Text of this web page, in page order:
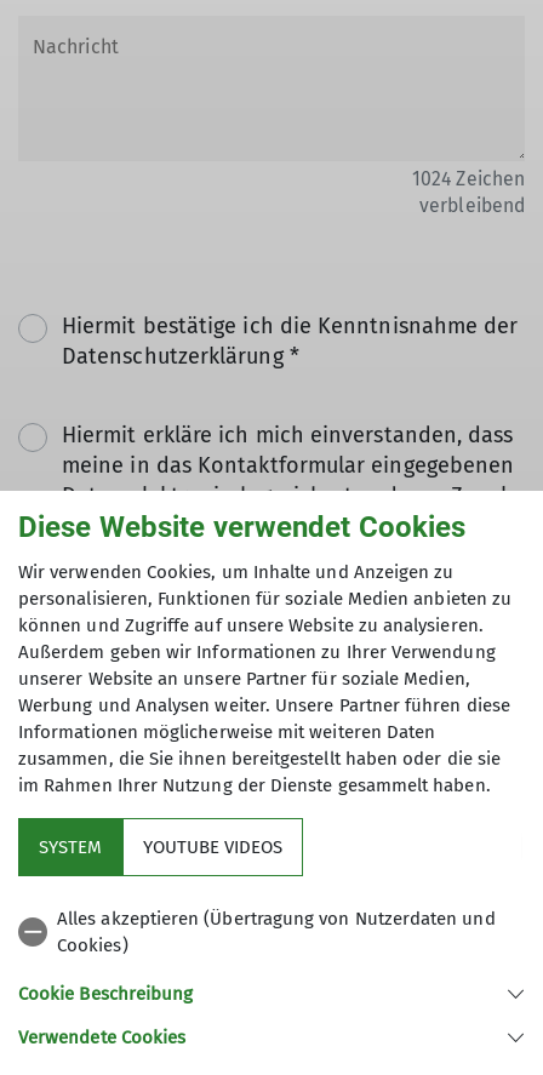
1024 Zeichen
verbleibend
Hiermit bestätige ich die Kenntnisnahme der
Datenschutzerklärung *
Hiermit erkläre ich mich einverstanden, dass
meine in das Kontaktformular eingegebenen
Daten elektronisch gesichert und zum Zweck
der Kontaktaufnahme verarbeitet und
meine Einwilligung jederzeit wiederrufen
kann. *
Mit (*) markierte Felder
sind Pflichtfelder
Absenden
Diese Website verwendet Cookies
Wir verwenden Cookies, um Inhalte und Anzeigen zu
personalisieren, Funktionen für soziale Medien anbieten zu
können und Zugriffe auf unsere Website zu analysieren.
Außerdem geben wir Informationen zu Ihrer Verwendung
unserer Website an unsere Partner für soziale Medien,
Werbung und Analysen weiter. Unsere Partner führen diese
Informationen möglicherweise mit weiteren Daten
zusammen, die Sie ihnen bereitgestellt haben oder die sie
im Rahmen Ihrer Nutzung der Dienste gesammelt haben.
SYSTEM YOUTUBE VIDEOS
Alles akzeptieren (Übertragung von Nutzerdaten und
Cookies)
Cookie Beschreibung
Verwendete Cookies